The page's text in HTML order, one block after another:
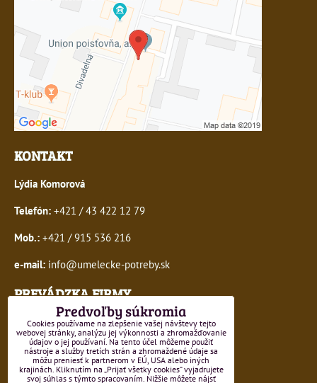
KONTAKT
Lýdia Komorová
Telefón: +421 / 43 422 12 79
Mob.: +421 / 915 536 216
e-mail: info@umelecke-potreby.sk
PREVÁDZKA FIRMY
M.R.Štefánika 64 (pešia zóna)
036 01 Martin
Otváracie hodiny:
Predvoľby súkromia
Cookies používame na zlepšenie vašej návštevy tejto
webovej stránky, analýzu jej výkonnosti a zhromažďovanie
údajov o jej používaní. Na tento účel môžeme použiť
nástroje a služby tretích strán a zhromaždené údaje sa
môžu preniesť k partnerom v EÚ, USA alebo iných
krajinách. Kliknutím na „Prijať všetky cookies“ vyjadrujete
svoj súhlas s týmto spracovaním. Nižšie môžete nájsť